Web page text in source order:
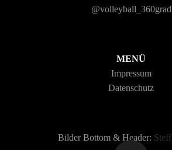
@volleyball_360grad
MENÜ
Impressum
Datenschutz
Bilder Bottom & Header: